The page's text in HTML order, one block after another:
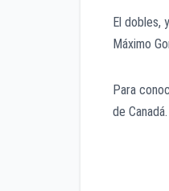
El dobles,
Máximo
Para
de Canadá.